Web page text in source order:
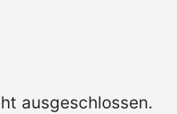
ausgeschlossen.